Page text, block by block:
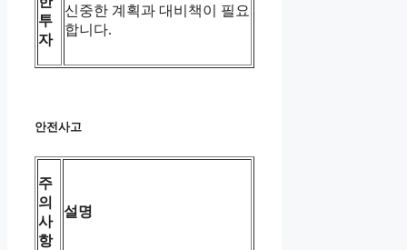
투
자
신중한 계획과 대비책이 필요
합니다.
안전사고
주
의
사
항
설명